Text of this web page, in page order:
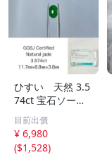
ひすい 天然 3.5
74ct 宝石ソーテ
ィング付き 11.7
㎜×8.8㎜×3.8㎜
ルース（ 裸石 ）
Y10181SA
目前出價
¥ 6,980
($1,528)